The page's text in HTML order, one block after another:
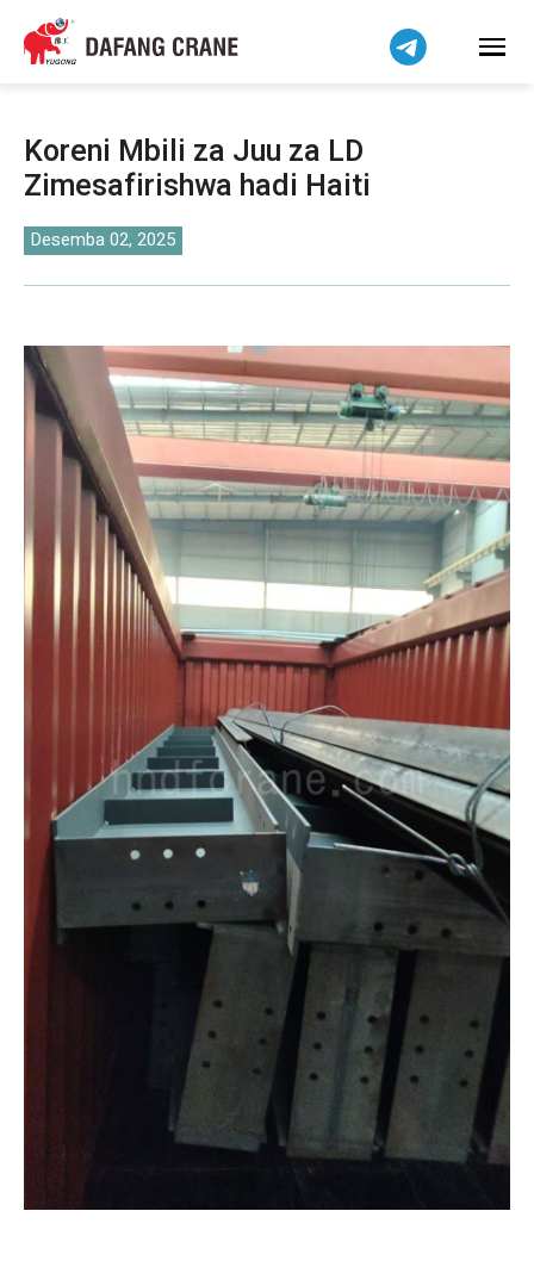
Koreni Mbili za Juu za LD
Zimesafirishwa hadi Haiti
Desemba 02, 2025
हिन्दी
Bahasa Indonesia
简体中文
বাংলা
فارسی
Pilipino
Українська
Čeština
Беларуская мова
Dansk
O‘zbekcha